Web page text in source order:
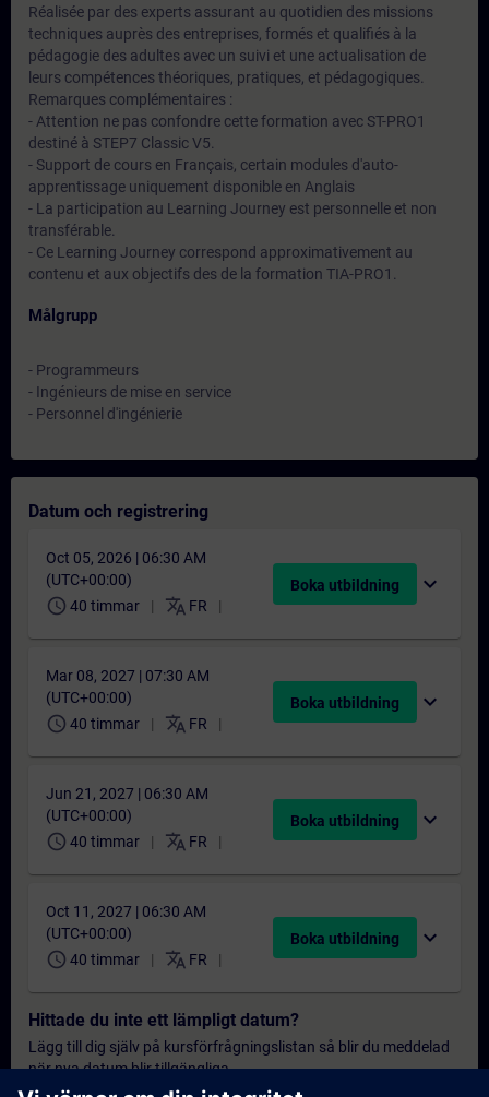
Réalisée par des experts assurant au quotidien des missions
techniques auprès des entreprises, formés et qualifiés à la
pédagogie des adultes avec un suivi et une actualisation de
leurs compétences théoriques, pratiques, et pédagogiques.
Remarques complémentaires :
- Attention ne pas confondre cette formation avec ST-PRO1
destiné à STEP7 Classic V5.
- Support de cours en Français, certain modules d'auto-
apprentissage uniquement disponible en Anglais
- La participation au Learning Journey est personnelle et non
transférable.
- Ce Learning Journey correspond approximativement au
contenu et aux objectifs des de la formation TIA-PRO1.
Målgrupp
- Programmeurs
- Ingénieurs de mise en service
- Personnel d'ingénierie
Datum och registrering
Oct 05, 2026 | 06:30 AM
(UTC+00:00)
schedule 40 timmar translate FR
Boka utbildning expand_more
Mar 08, 2027 | 07:30 AM
(UTC+00:00)
schedule 40 timmar translate FR
Boka utbildning expand_more
Jun 21, 2027 | 06:30 AM
(UTC+00:00)
schedule 40 timmar translate FR
Boka utbildning expand_more
Oct 11, 2027 | 06:30 AM
(UTC+00:00)
schedule 40 timmar translate FR
Boka utbildning expand_more
Hittade du inte ett lämpligt datum?
Lägg till dig själv på kursförfrågningslistan så blir du meddelad
när nya datum blir tillgängliga.